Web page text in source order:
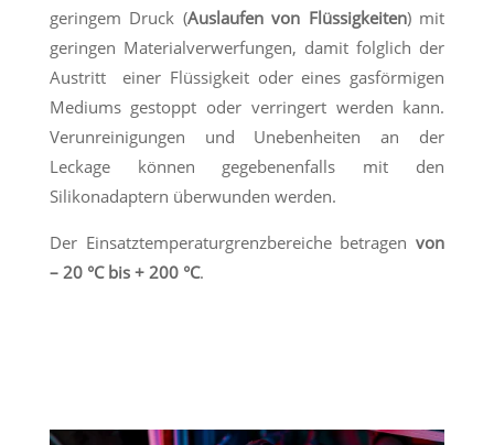
geringem Druck (Auslaufen von Flüssigkeiten) mit
geringen Materialverwerfungen, damit folglich der
Austritt einer Flüssigkeit oder eines gasförmigen
Mediums gestoppt oder verringert werden kann.
Verunreinigungen und Unebenheiten an der
Leckage können gegebenenfalls mit den
Silikonadaptern überwunden werden.
Der Einsatztemperaturgrenzbereiche betragenvon
– 20 °C bis + 200 °C.